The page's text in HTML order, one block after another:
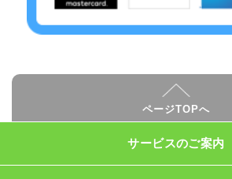
ページTOPへ
サービスのご案内